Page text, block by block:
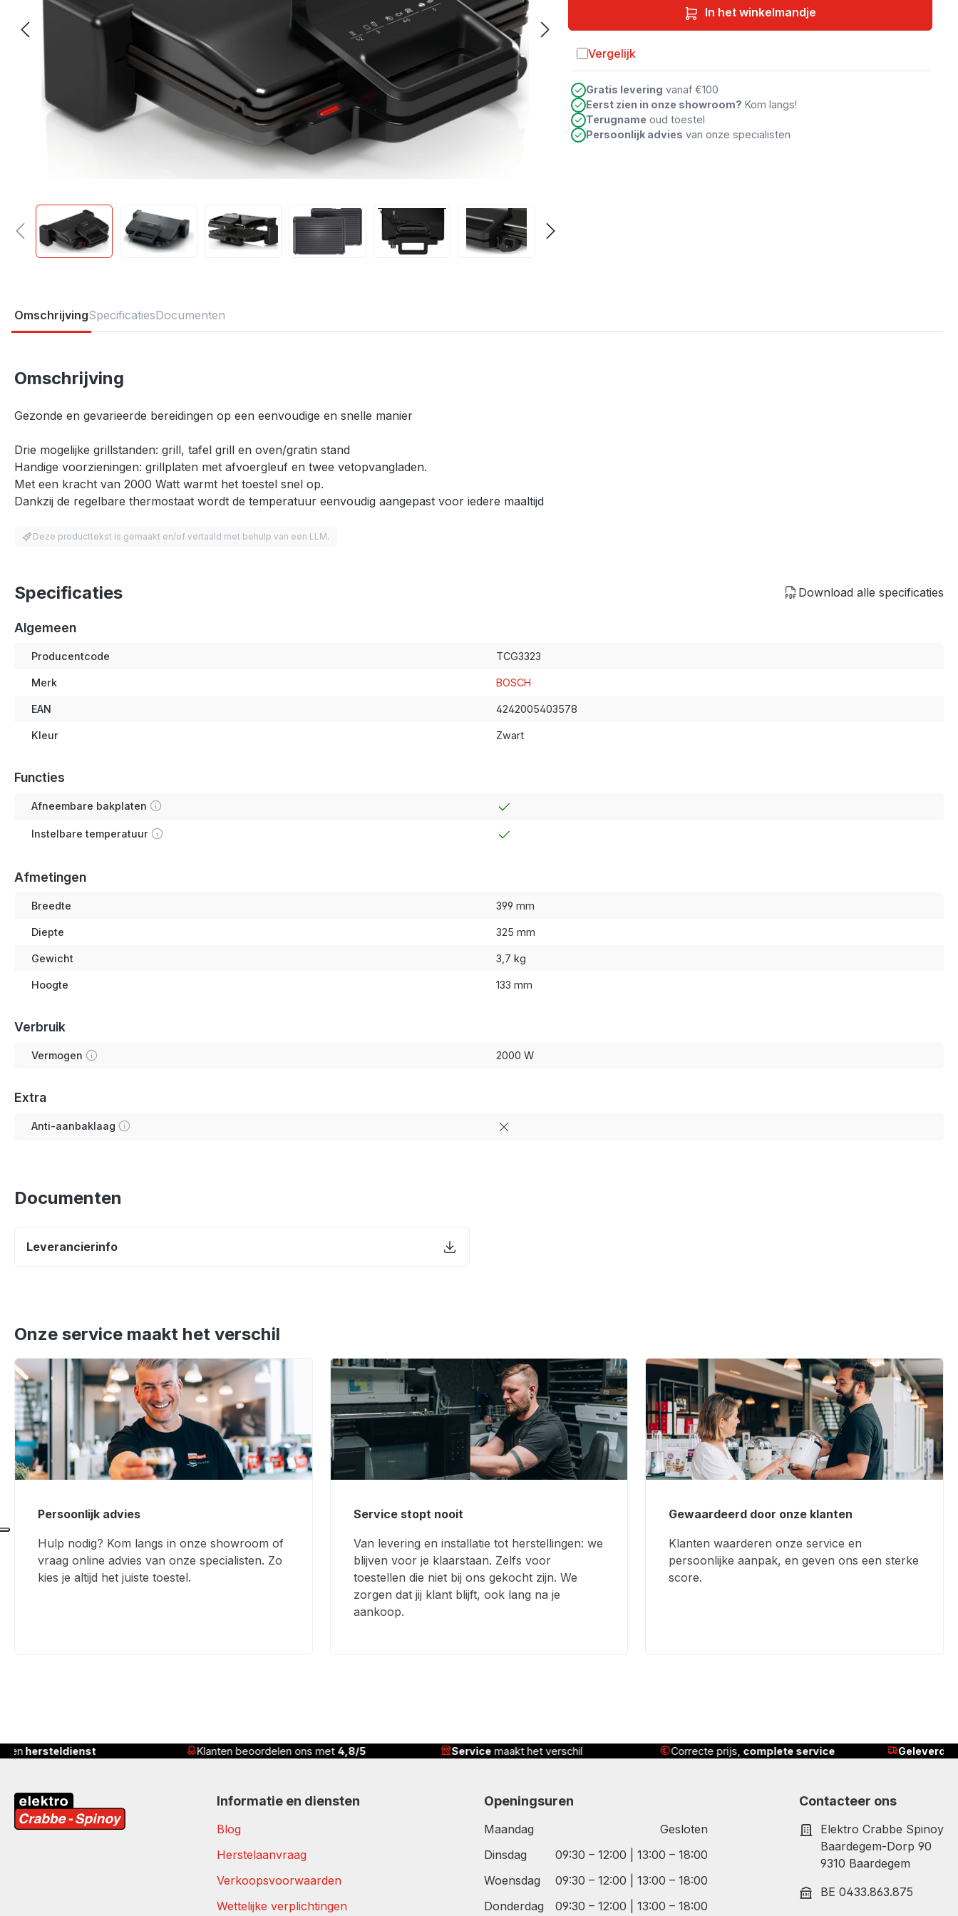
In het winkelmandje
Vergelijk
Toevoegen aan vergelijking
Gratis levering vanaf €100
Eerst zien in onze showroom? Kom langs!
Terugname oud toestel
Persoonlijk advies van onze specialisten
OmschrijvingSpecificatiesDocumenten
Omschrijving
Gezonde en gevarieerde bereidingen op een eenvoudige en snelle manier
Drie mogelijke grillstanden: grill, tafel grill en oven/gratin stand
Handige voorzieningen: grillplaten met afvoergleuf en twee vetopvangladen.
Met een kracht van 2000 Watt warmt het toestel snel op.
Dankzij de regelbare thermostaat wordt de temperatuur eenvoudig aangepast voor iedere maaltijd
Deze producttekst is gemaakt en/of vertaald met behulp van een LLM.
Specificaties Download alle specificaties
Algemeen
Producentcode TCG3323
Merk BOSCH
EAN 4242005403578
Kleur Zwart
Functies
Afneembare bakplaten
Instelbare temperatuur
Afmetingen
Breedte 399 mm
Diepte 325 mm
Gewicht 3,7 kg
Hoogte 133 mm
Verbruik
Vermogen 2000 W
Extra
Anti-aanbaklaag
Documenten
Leverancierinfo
Onze service maakt het verschil
Persoonlijk advies
Hulp nodig? Kom langs in onze showroom of
vraag online advies van onze specialisten. Zo
kies je altijd het juiste toestel.
Service stopt nooit
Van levering en installatie tot herstellingen: we
blijven voor je klaarstaan. Zelfs voor
toestellen die niet bij ons gekocht zijn. We
zorgen dat jij klant blijft, ook lang na je
aankoop.
Gewaardeerd door onze klanten
Klanten waarderen onze service en
persoonlijke aanpak, en geven ons een sterke
score.
Klanten beoordelen ons met4,8/5 Servicemaakt het verschil Correcte prijs, complete service Geleverd , geïnstalleerd én uitgelegd
Informatie en diensten
Blog
Herstelaanvraag
Verkoopsvoorwaarden
Wettelijke verplichtingen
Openingsuren
Maandag
Gesloten
Dinsdag
09:30 – 12:00 | 13:00 – 18:00
Woensdag
09:30 – 12:00 | 13:00 – 18:00
Donderdag
09:30 – 12:00 | 13:00 – 18:00
Contacteer ons
Elektro Crabbe Spinoy
Baardegem-Dorp 90
9310 Baardegem
BE 0433.863.875